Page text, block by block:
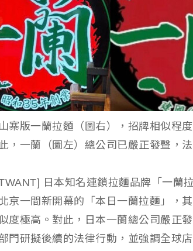
寨版一蘭拉麵（圖右），招牌相似程
，一蘭（圖左）總公司已嚴正發聲，
日本知名連鎖拉麵品牌「一蘭
京一間新開幕的「本日一蘭拉麵」，
度極高。對此，日本一蘭總公司嚴正
門研擬後續的法律行動，並強調全球